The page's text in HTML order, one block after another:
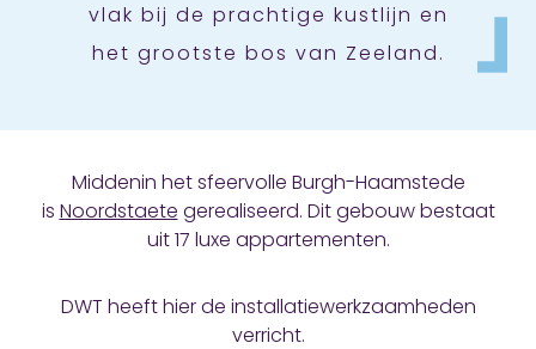
vlak bij de prachtige kustlijn en
het grootste bos van Zeeland.
Middenin het sfeervolle Burgh-Haamstede
is Noordstaete gerealiseerd. Dit gebouw bestaat
uit 17 luxe appartementen.
DWT heeft hier de installatiewerkzaamheden
verricht.